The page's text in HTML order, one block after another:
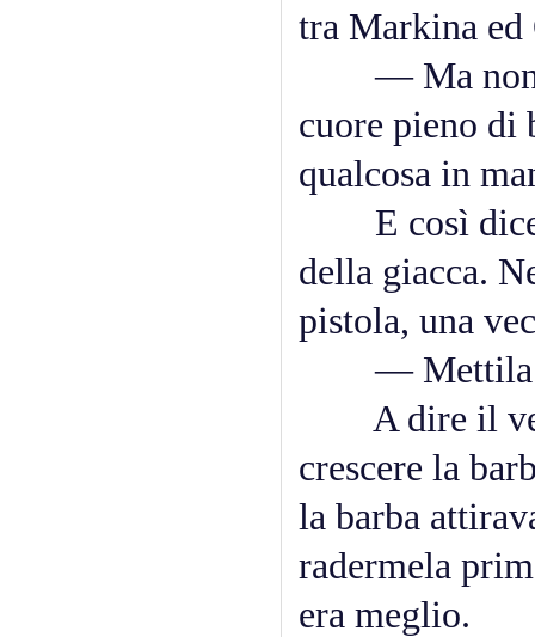
tra Markina ed
— Ma non è
cuore pieno di
qualcosa in
E così
della giacca.
pistola, una
— Mettila
A dire il
crescere la
la barba
radermela
era meglio.